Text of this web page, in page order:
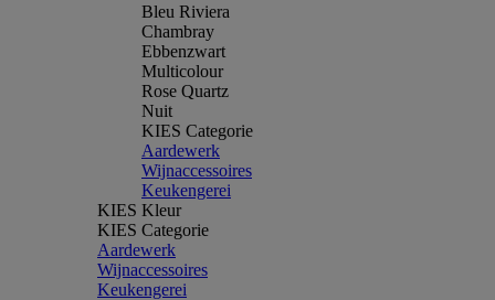
Bleu Riviera
Chambray
Ebbenzwart
Multicolour
Rose Quartz
Nuit
KIES Categorie
Aardewerk
Wijnaccessoires
Keukengerei
KIES Kleur
KIES Categorie
Aardewerk
Wijnaccessoires
Keukengerei